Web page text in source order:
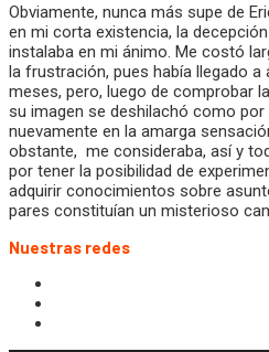
Obviamente, nunca más supe de
en mi corta existencia, la
instalaba en mi ánimo. Me costó
la frustración, pues había llegado a
meses, pero, luego de comprobar
su imagen se deshilachó como
nuevamente en la amarga
obstante, me consideraba, así y
por tener la posibilidad de
adquirir conocimientos sobre
pares constituían un misterioso
Nuestras redes